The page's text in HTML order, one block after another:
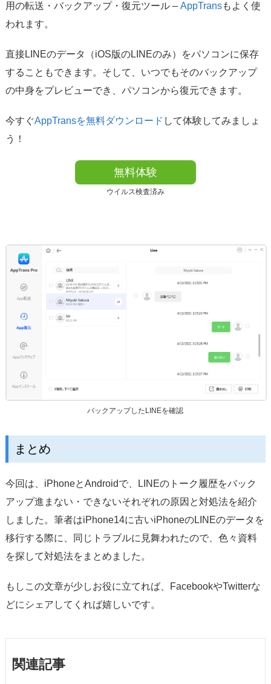
用の転送・バックアップ・復元ツール – AppTransもよく使
われます。
直接LINEのデータ（iOS版のLINEのみ）をパソコンに保存
することもできます。そして、いつでもそのバックアップ
の中身をプレビューでき、パソコンから復元できます。
今すぐAppTransを無料ダウンロード して体験してみましょ
う！
無料体験
ウイルス検査済み
バックアップしたLINEを確認
まとめ
今回は、iPhoneとAndroidで、LINEのトーク履歴をバック
アップ進まない・できないそれぞれの原因と対処法を紹介
しました。筆者はiPhone14に古いiPhoneのLINEのデータを
移行する際に、同じトラブルに見舞われたので、色々資料
を探して対処法をまとめました。
もしこの文章が少しお役に立てれば、FacebookやTwitterな
どにシェアしてくれば嬉しいです。
関連記事